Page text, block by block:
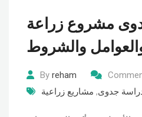
مشروع زراعة
والشروط
By reham
جدوى, مشاريع زراعية